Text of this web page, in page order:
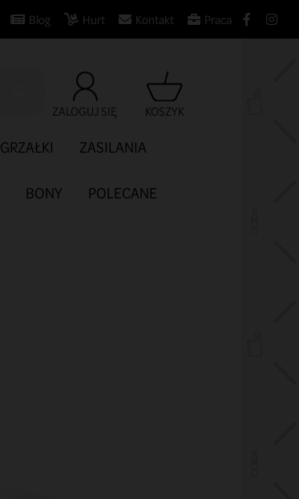
Blog Hurt Kontakt Praca
ZALOGUJ SIĘ KOSZYK
GRZAŁKI ZASILANIA
BONY POLECANE